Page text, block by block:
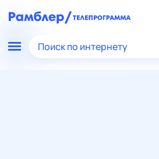
Поиск по интернету